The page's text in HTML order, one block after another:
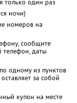
только один раз
ночи)
номеров на
сообщите
телефон, даты
одному из пунктов
за собой
купон на месте